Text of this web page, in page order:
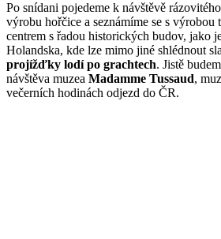
Po snídani pojedeme k návštěvě
výrobu hořčice a seznámíme se s
centrem s řadou historických budov, jako
Holandska, kde lze mimo jiné shlédnout
projížďky lodí po grachtech. Jistě
návštěva muzea Madamme Tussaud,
večerních hodinách odjezd do ČR.